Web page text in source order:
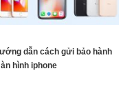
dẫn cách gửi bảo hành
hình iphone